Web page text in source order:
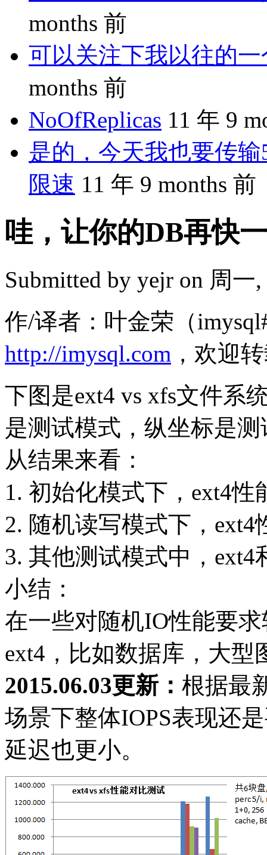
months 前
可以关注下我以往的
months 前
NoOfReplicas 11 年 9
是的，今天我也要传
限速 11 年 9 months 前
哇，让你的DB再快
Submitted by yejr on 周一,
作/译者：叶金荣（
http://imysql.com ，欢迎
下图是ext4 vs xfs文件系
是测试模式，纵坐标是
从结果来看：
1. 初始化模式下，ext4
2. 随机读写模式下，
3. 其他测试模式中，ext4
小结：
在一些对随机IO性能要
ext4，比如数据库，大型
2015.06.03更新： 根据最
场景下整体IOPS表现还
延迟也更小。